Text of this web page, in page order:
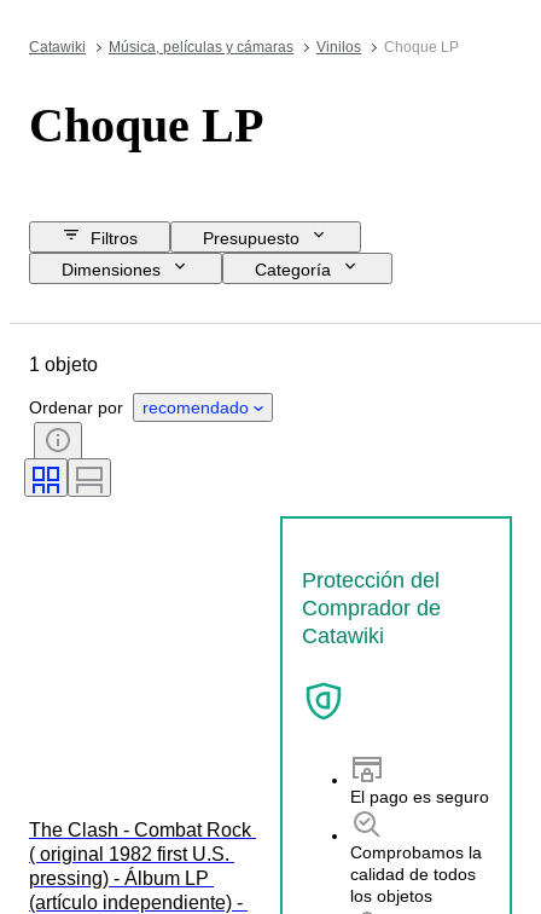
Catawiki Música, películas y cámaras Vinilos Choque LP
Choque LP
Filtros
Presupuesto
Dimensiones
Categoría
Objeto
Género artístico
Pulsando
sello discográfico
Era
1 objeto
Ordenar por recomendado
The Clash - Combat Rock
( original 1982 first U.S.
pressing) - Álbum LP
(artículo independiente) -
Protección del
Comprador de
Catawiki
El pago es seguro
Comprobamos la
calidad de todos
los objetos